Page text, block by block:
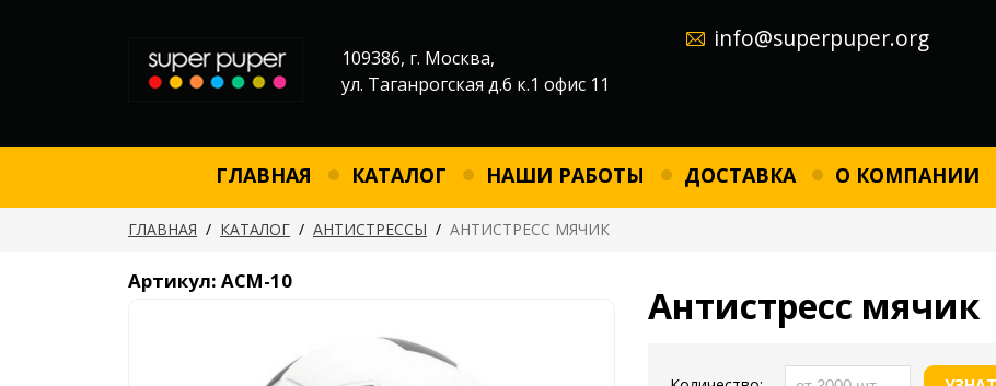
109386, г. Москва,
ул. Таганрогская д.6 к.1 офис 11
info@superpuper.org
ГЛАВНАЯ КАТАЛОГ НАШИ РАБОТЫ ДОСТАВКА О КОМПАНИИ
ГЛАВНАЯ / КАТАЛОГ / АНТИСТРЕССЫ / АНТИСТРЕСС МЯЧИК
Артикул: АСМ-10
Антистресс мячик